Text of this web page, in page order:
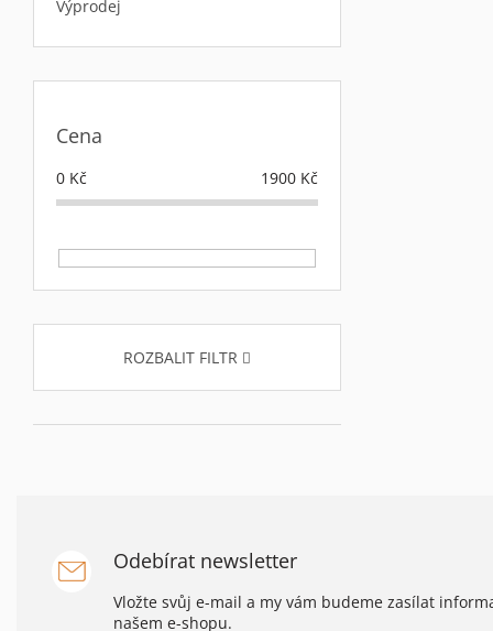
Výprodej
Cena
0 Kč 1900 Kč
ROZBALIT FILTR
Odebírat newsletter
Vložte svůj e-mail a my vám budeme zasílat
našem e-shopu.